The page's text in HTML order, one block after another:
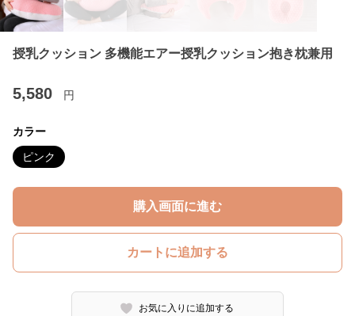
授乳クッション 多機能エアー授乳クッション抱き枕兼用
5,580 円
カラー
ピンク
購入画面に進む
カートに追加する
お気に入りに追加する